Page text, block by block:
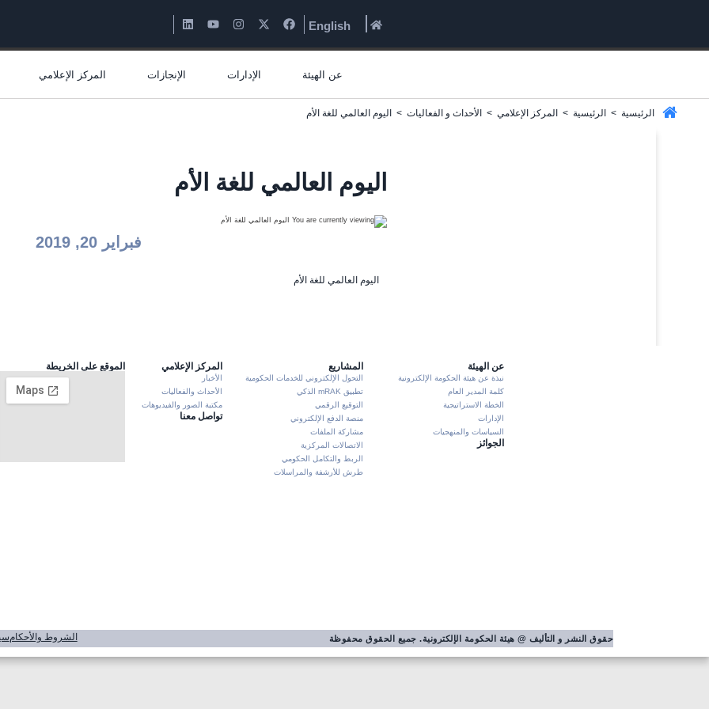
English
عن الهيئة الإدارات الإنجازات المركز الإعلامي
الرئيسية > الرئيسية > المركز الإعلامي > الأحداث و الفعاليات > اليوم العالمي للغة الأم
اليوم العالمي للغة الأم
فبراير 20, 2019
اليوم العالمي للغة الأم
عن الهيئة
نبذة عن هيئة الحكومة الإلكترونية
كلمة المدير العام
الخطة الاستراتيجية
الإدارات
السياسات والمنهجيات
الجوائز
المشاريع
التحول الإلكتروني للخدمات الحكومية
تطبيق mRAK الذكي
التوقيع الرقمي
منصة الدفع الإلكتروني
مشاركة الملفات
الاتصالات المركزية
الربط والتكامل الحكومي
طرش للأرشفة والمراسلات
المركز الإعلامي
الأخبار
الأحداث والفعاليات
مكتبة الصور والفيديوهات
تواصل معنا
الموقع على الخريطة
حقوق النشر و التأليف @ هيئة الحكومة الإلكترونية. جميع الحقوق محفوظة الشروط والأحكام